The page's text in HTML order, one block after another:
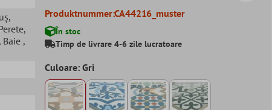
,
,
, Baie ,
Produktnummer:CA44216_muster
În stoc
Timp de livrare 4-6 zile lucratoare
Culoare: Gri